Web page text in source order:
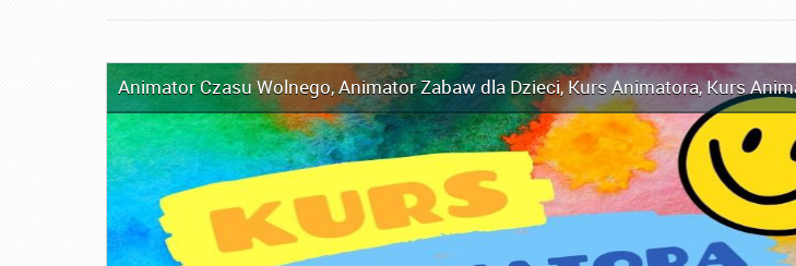
Animator Czasu Wolnego,Animator Zabaw dla Dzieci,Kurs Animatora,Kurs